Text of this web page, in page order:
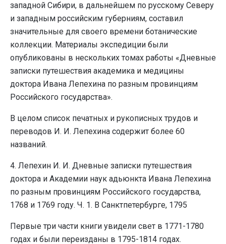
западной Сибири, в дальнейшем по русскому Северу
и западным российским губерниям, составил
значительные для своего времени ботанические
коллекции. Материалы экспедиции были
опубликованы в нескольких томах работы «Дневные
записки путешествия академика и медицины
доктора Ивана Лепехина по разным провинциям
Российского государства».
В целом список печатных и рукописных трудов и
переводов И. И. Лепехина содержит более 60
названий.
4. Лепехин И. И. Дневные записки путешествия
доктора и Академии наук адьюнкта Ивана Лепехина
по разным провинциям Российского государства,
1768 и 1769 году. Ч. 1. В Санктпетербурге, 1795
Первые три части книги увидели свет в 1771-1780
годах и были переизданы в 1795-1814 годах.